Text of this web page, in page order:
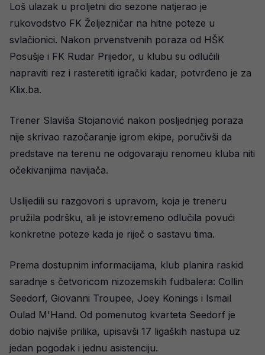
Loš ulazak u proljetni dio sezone natjerao je
rukovodstvo FK Željezničar na hitne poteze u
svlačionici. Nakon prvenstvenih poraza od HŠK
Posušje i FK Rudar Prijedor, u klubu su odlučili
napraviti rez i rasteretiti igrački kadar, potvrđeno je za
Klix.ba.
Trener Slaviša Stojanović nakon posljednjeg poraza
nije skrivao razočaranje igrom ekipe, poručivši da
predstave na terenu ne odgovaraju renomeu kluba niti
očekivanjima navijača.
Uslijedili su razgovori s upravom, koja je treneru
pružila podršku, ali je istovremeno odlučila povući
konkretne poteze kada je riječ o sastavu tima.
Prema dostupnim informacijama, klub planira raskid
saradnje s četvoricom nizozemskih fudbalera: Collin
Seedorf, Giovanni Troupee, Joey Konings i Ismail
Oulad M'Hand. Od pomenutog kvarteta Seedorf je
dobio najviše prilika, upisavši 17 ligaških nastupa uz
jedan pogodak i jednu asistenciju.